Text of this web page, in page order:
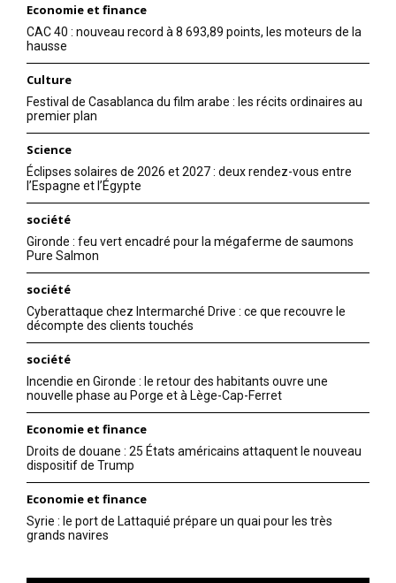
Economie et finance
CAC 40 : nouveau record à 8 693,89 points, les moteurs de la
hausse
Culture
Festival de Casablanca du film arabe : les récits ordinaires au
premier plan
Science
Éclipses solaires de 2026 et 2027 : deux rendez-vous entre
l’Espagne et l’Égypte
société
Gironde : feu vert encadré pour la mégaferme de saumons
Pure Salmon
société
Cyberattaque chez Intermarché Drive : ce que recouvre le
décompte des clients touchés
société
Incendie en Gironde : le retour des habitants ouvre une
nouvelle phase au Porge et à Lège-Cap-Ferret
Economie et finance
Droits de douane : 25 États américains attaquent le nouveau
dispositif de Trump
Economie et finance
Syrie : le port de Lattaquié prépare un quai pour les très
grands navires